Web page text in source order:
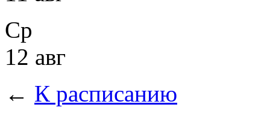
Ср
12 авг
← К расписанию